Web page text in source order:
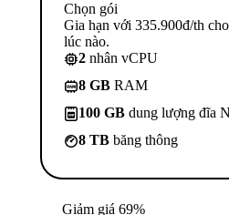
Chọn gói
Gia hạn với 335.900đ/th
lúc nào.
2 nhân vCPU
8 GB RAM
100 GB dung lượng đĩa
8 TB băng thông
Giảm giá 69%